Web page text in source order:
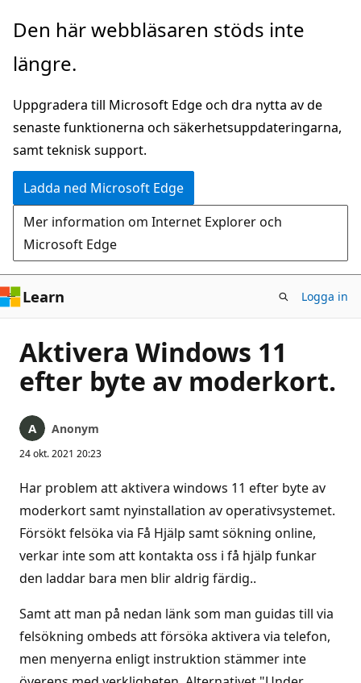
Hoppa
huvudinnehåll
Den här webbläsaren stöds inte
längre.
Uppgradera till Microsoft Edge och dra nytta av de
senaste funktionerna och säkerhetsuppdateringarna,
samt teknisk support.
Ladda ned Microsoft Edge
Mer information om Internet Explorer och
Microsoft Edge
Learn Logga in
Aktivera Windows 11
efter byte av moderkort.
Anonym
24 okt. 2021 20:23
Har problem att aktivera windows 11 efter byte av
moderkort samt nyinstallation av operativsystemet.
Försökt felsöka via Få Hjälp samt sökning online,
verkar inte som att kontakta oss i få hjälp funkar
den laddar bara men blir aldrig färdig..
Samt att man på nedan länk som man guidas till via
felsökning ombeds att försöka aktivera via telefon,
men menyerna enligt instruktion stämmer inte